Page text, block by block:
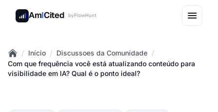
AmICited byFlowHunt
Home
/ Início / Discussoes da Comunidade /
Com que frequência você está atualizando conteúdo para
visibilidade em IA? Qual é o ponto ideal?